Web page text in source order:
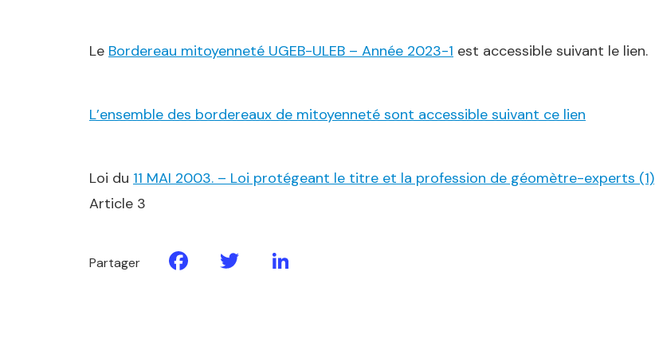
Le Bordereau mitoyenneté UGEB-ULEB – Année 2023-1 est accessible suivant le lien.
L’ensemble des bordereaux de mitoyenneté sont accessible suivant ce lien
Loi du 11 MAI 2003. – Loi protégeant le titre et la profession de géomètre-experts (1)
Article 3
Partager Facebook
Twitter